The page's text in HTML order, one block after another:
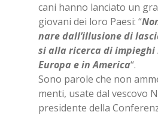
ca­ni han­no lan­cia­to un
gio­va­ni dei loro Pae­si: “
na­re dal­l’il­lu­sio­ne di
si alla ri­cer­ca di
Eu­ro­pa e in Ame­ri­ca“.
Sono pa­ro­le che non
men­ti, usa­te dal ve­sco­vo
pre­si­den­te del­la